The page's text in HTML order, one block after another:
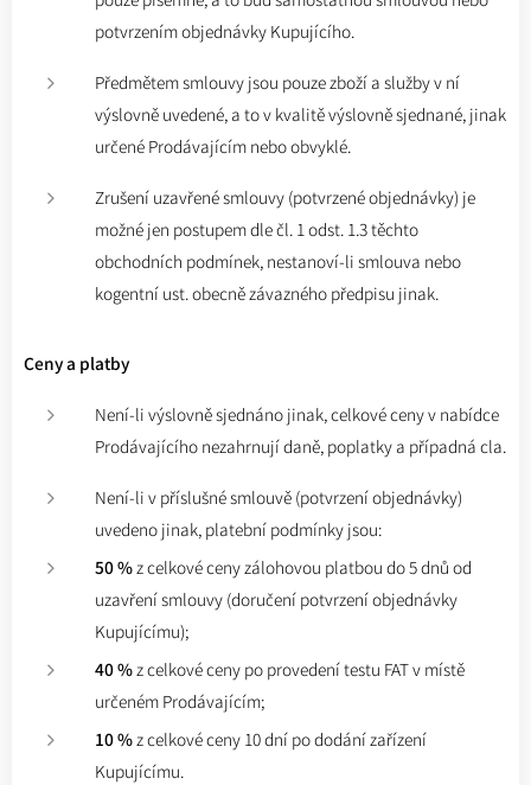
potvrzením objednávky Kupujícího.
Předmětem smlouvy jsou pouze zboží a služby v ní
výslovně uvedené, a to v kvalitě výslovně sjednané, jinak
určené Prodávajícím nebo obvyklé.
Zrušení uzavřené smlouvy (potvrzené objednávky) je
možné jen postupem dle čl. 1 odst. 1.3 těchto
obchodních podmínek, nestanoví-li smlouva nebo
kogentní ust. obecně závazného předpisu jinak.
Ceny a platby
Není-li výslovně sjednáno jinak, celkové ceny v nabídce
Prodávajícího nezahrnují daně, poplatky a případná cla.
Není-li v příslušné smlouvě (potvrzení objednávky)
uvedeno jinak, platební podmínky jsou:
50 %z celkové ceny zálohovou platbou do 5 dnů od
uzavření smlouvy (doručení potvrzení objednávky
Kupujícímu);
40 %z celkové ceny po provedení testu FAT v místě
určeném Prodávajícím;
10 %z celkové ceny 10 dní po dodání zařízení
Kupujícímu.